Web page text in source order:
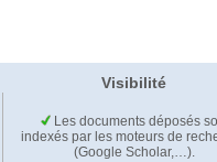
Visibilité
Les documents déposés
indexés par les moteurs de
(Google Scholar,…).